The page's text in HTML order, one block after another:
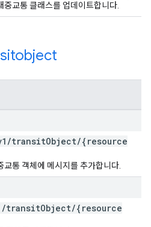
교통 클래스를 업데이트합니다.
/transitObject/{resource
통 객체에 메시지를 추가합니다.
/transitObject/{resource